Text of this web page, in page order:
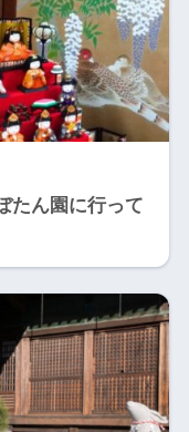
たん園に行って